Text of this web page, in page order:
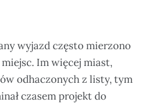
wyjazd często mierzono
Im więcej miast,
odhaczonych z listy, tym
czasem projekt do